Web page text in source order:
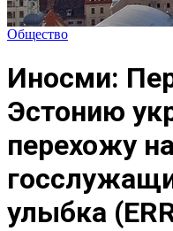
Общество
Иносми:
Эстонию
перехожу
улыбка